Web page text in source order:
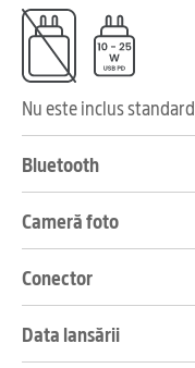
Nu este inclus standard
Bluetooth
Cameră foto
Conector
Data lansării